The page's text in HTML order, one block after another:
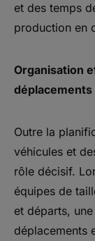
et des temps
production en
Organisation
déplacements
Outre la
véhicules et
rôle décisif.
équipes de
et départs,
déplacements